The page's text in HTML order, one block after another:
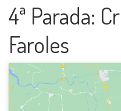
4ª Parada:
Faroles